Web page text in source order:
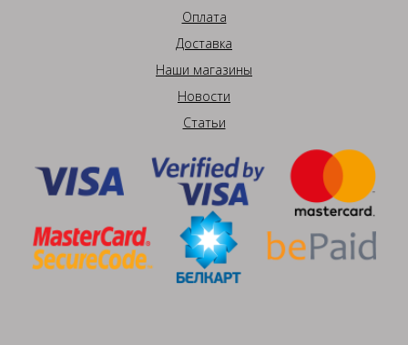
Оплата
Доставка
Наши магазины
Новости
Статьи